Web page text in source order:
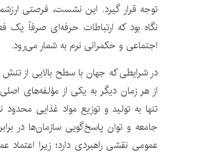
توجه قرار گیرد. این نشست، فرصتی
نگاه بود که ارتباطات حرفه‌ای صرفاً
اجتماعی و حکمرانی نرم به شمار می‌رود.
در شرایطی که جهان با سطح بالایی از
از هر زمان دیگر به یکی از مؤلفه‌های
تنها به تولید و توزیع مواد غذایی
جامعه و توان پاسخ‌گویی سازمان‌ها در
عمومی نقشی راهبردی دارد؛ زیرا اعتماد